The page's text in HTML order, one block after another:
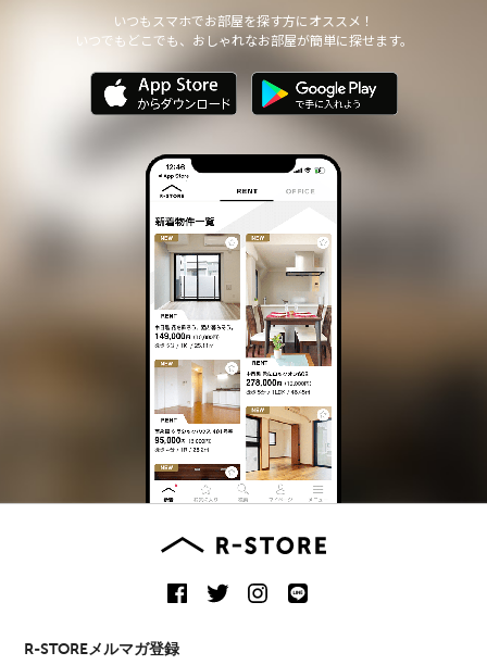
いつもスマホでお部屋を探す方にオススメ！
いつでもどこでも、おしゃれなお部屋が簡単に探せます。
R-STOREメルマガ登録